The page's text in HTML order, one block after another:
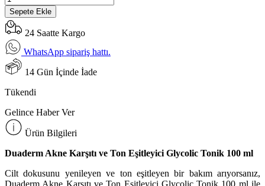
Sepete Ekle
24 Saatte Kargo
WhatsApp sipariş hattı.
14 Gün İçinde İade
Tükendi
Gelince Haber Ver
Ürün Bilgileri
Duaderm Akne Karşıtı ve Ton Eşitleyici Glycolic Tonik 100 ml
Cilt dokusunu yenileyen ve ton eşitleyen bir bakım arıyorsanız,
Duaderm Akne Karşıtı ve Ton Eşitleyici Glycolic Tonik 100 ml ile